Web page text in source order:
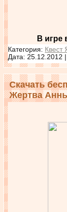
В игре
Категория: Квест
Дата: 25.12.2012
Скачать
Жертва